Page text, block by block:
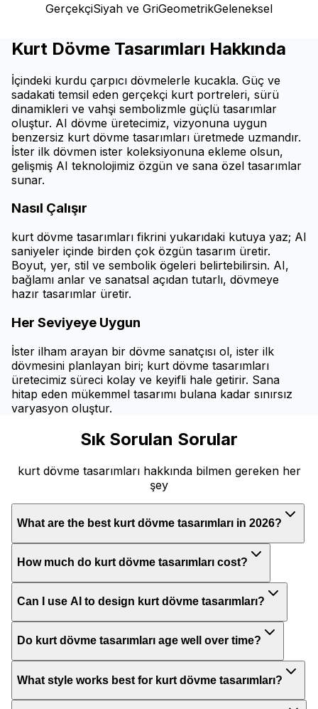
GerçekçiSiyah ve GriGeometrikGeleneksel
Kurt Dövme Tasarımları Hakkında
İçindeki kurdu çarpıcı dövmelerle kucakla. Güç ve
sadakati temsil eden gerçekçi kurt portreleri, sürü
dinamikleri ve vahşi sembolizmle güçlü tasarımlar
oluştur. AI dövme üretecimiz, vizyonuna uygun
benzersiz kurt dövme tasarımları üretmede uzmandır.
İster ilk dövmen ister koleksiyonuna ekleme olsun,
gelişmiş AI teknolojimiz özgün ve sana özel tasarımlar
sunar.
Nasıl Çalışır
kurt dövme tasarımları fikrini yukarıdaki kutuya yaz; AI
saniyeler içinde birden çok özgün tasarım üretir.
Boyut, yer, stil ve sembolik ögeleri belirtebilirsin. AI,
bağlamı anlar ve sanatsal açıdan tutarlı, dövmeye
hazır tasarımlar üretir.
Her Seviyeye Uygun
İster ilham arayan bir dövme sanatçısı ol, ister ilk
dövmesini planlayan biri; kurt dövme tasarımları
üretecimiz süreci kolay ve keyifli hale getirir. Sana
hitap eden mükemmel tasarımı bulana kadar sınırsız
varyasyon oluştur.
Sık Sorulan Sorular
kurt dövme tasarımları hakkında bilmen gereken her
şey
What are the best kurt dövme tasarımları in 2026?
How much do kurt dövme tasarımları cost?
Can I use AI to design kurt dövme tasarımları?
Do kurt dövme tasarımları age well over time?
What style works best for kurt dövme tasarımları?